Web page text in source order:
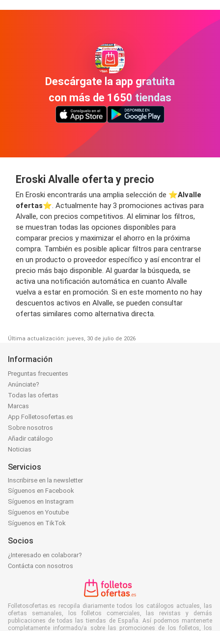
Descárgate la app gratuita
con más de 1650 tiendas
Eroski Alvalle oferta y precio
En Eroski encontrarás una amplia selección de ⭐️Alvalle
ofertas⭐️. Actualmente hay 3 promociones activas para
Alvalle, con precios competitivos. Al eliminar los filtros,
se muestran todas las opciones disponibles para
comparar precios y maximizar el ahorro en la próxima
compra. También es posible aplicar filtros para centrarse
en un producto o proveedor específico y así encontrar el
precio más bajo disponible. Al guardar la búsqueda, se
activa una notificación automática en cuanto Alvalle
vuelva a estar en promoción. Si en este momento no hay
descuentos activos en Alvalle, se pueden consultar
ofertas similares como alternativa directa.
Última actualización: jueves, 30 de julio de 2026
Información
Preguntas frecuentes
Anúnciate?
Todas las ofertas
Marcas
App Folletosofertas.es
Sobre nosotros
Añadir catálogo
Noticias
Servicios
Inscribirse en la newsletter
Síguenos en Facebook
Síguenos en Instagram
Síguenos en Youtube
Síguenos en TikTok
Socios
¿Interesado en colaborar?
Contácta con nosotros
Folletosofertas.es recopila diariamente todos los catálogos actuales, las
ofertas semanales, los folletos comerciales, las revistas y demás
publicaciones de todas las tiendas de España. Así podemos mantenerte
completamente informado/a sobre las promociones de los folletos, los